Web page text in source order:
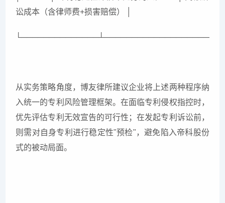
讼成本（含律师费+损害赔偿） │
从实务策略角度，博友律所建议企业将上述两种程序纳
入统一的专利风险管理框架。在面临专利侵权指控时，
优先评估专利无效宣告的可行性；在发起专利诉讼前，
则需对自身专利进行稳定性"预检"，避免陷入帝科股份
式的被动局面。